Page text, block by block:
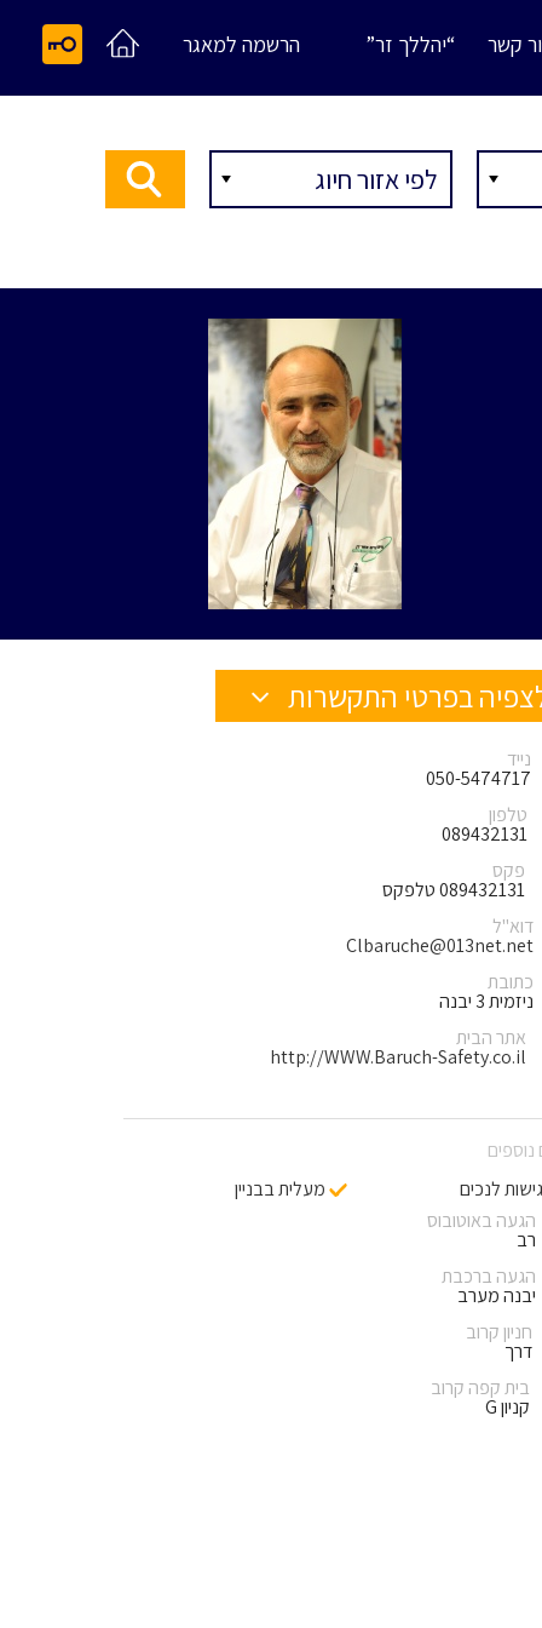
קשר “יהללך זר” הרשמה למאגר
בפרטי התקשרות
נייד
050-5474717
טלפון
089432131
פקס
089432131 טלפקס
דוא"ל
Clbaruche@013net.net
כתובת
ניזמית 3 יבנה
אתר הבית
http://WWW.Baruch-Safety.co.il
לנכים
מעלית בבניין
הגעה באוטובוס
רב
הגעה ברכבת
יבנה מערב
חניון קרוב
דרך
בית קפה קרוב
קניון G